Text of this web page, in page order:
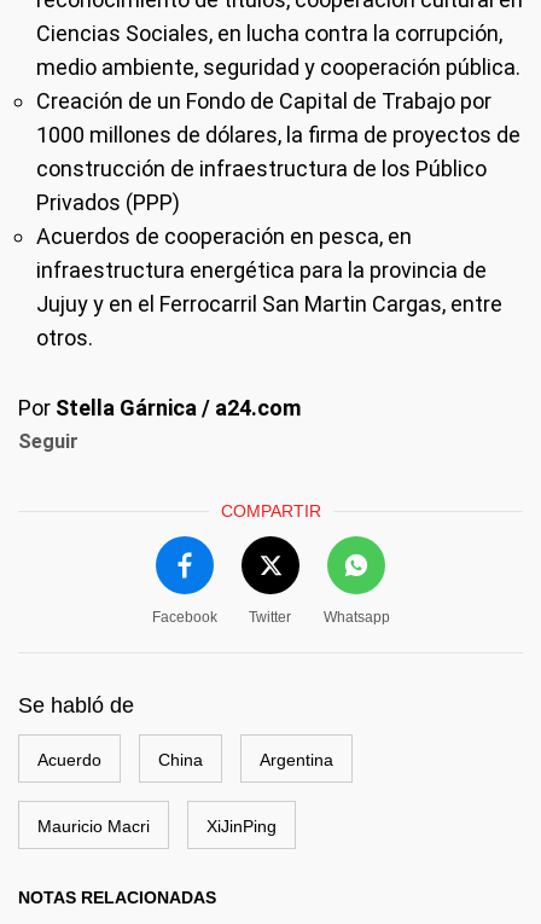
Ciencias Sociales, en lucha contra la corrupción,
medio ambiente, seguridad y cooperación pública.
Creación de un Fondo de Capital de Trabajo por
1000 millones de dólares, la firma de proyectos de
construcción de infraestructura de los Público
Privados (PPP)
Acuerdos de cooperación en pesca, en
infraestructura energética para la provincia de
Jujuy y en el Ferrocarril San Martin Cargas, entre
otros.
Por Stella Gárnica / a24.com
Seguir
COMPARTIR
Facebook Twitter Whatsapp
Se habló de
Acuerdo China Argentina
Mauricio Macri XiJinPing
NOTAS RELACIONADAS